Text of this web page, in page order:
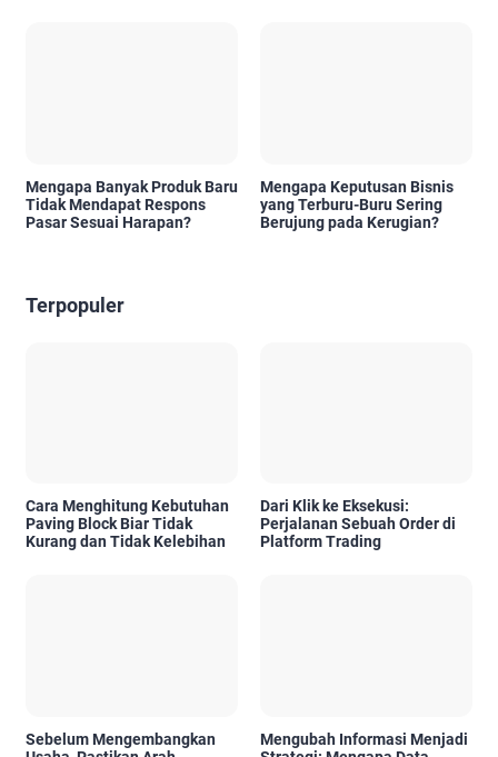
Mengapa Banyak Produk Baru
Tidak Mendapat Respons
Pasar Sesuai Harapan?
Mengapa Keputusan Bisnis
yang Terburu-Buru Sering
Berujung pada Kerugian?
Terpopuler
Cara Menghitung Kebutuhan
Paving Block Biar Tidak
Kurang dan Tidak Kelebihan
Dari Klik ke Eksekusi:
Perjalanan Sebuah Order di
Platform Trading
Sebelum Mengembangkan
Mengubah Informasi Menjadi